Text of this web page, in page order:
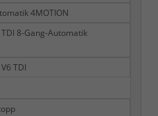
4MOTION
TDI 8-Gang-Automatik
TDI